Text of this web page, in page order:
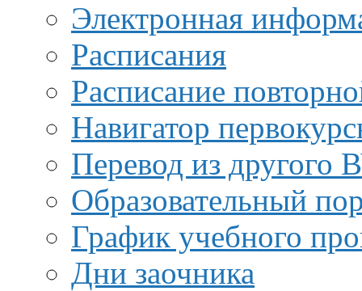
Электронная
Расписания
Расписание
Навигатор
Перевод из другого
Образовательный
График учебного
Дни заочника